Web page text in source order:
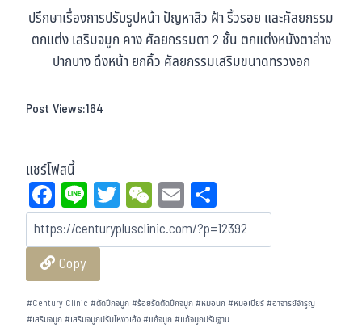
ปรึกษาเรื่องการปรับรูปหน้า ปัญหาสิว ฝ้า ริ้วรอย และศัลยกรรม
ตกแต่ง เสริมจมูก คาง ศัลยกรรมตา 2 ชั้น ตกแต่งหนังตาล่าง
ปากบาง ดึงหน้า ยกคิ้ว ศัลยกรรมเสริมขนาดทรวงอก
Post Views:164
แชร์โฟสนี้
Fa
ce
bo
ok
Li
ne
T
wi
tt
W
eC
ha
E
m
ail
ar
e
Copy
#Century Clinic #ตัดปีกจมูก#ร้อยรัดตัดปีกจมูก#หมอนก#หมอเบียร์ #อาจารย์จำรูญ
#เสริมจมูก#เสริมจมูกปรับโหงวเฮ้ง#แก้จมูก#แก้จมูกปรับฐาน